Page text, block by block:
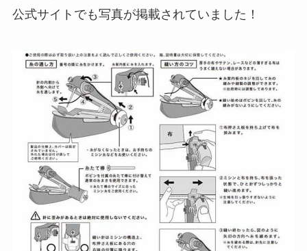
公式サイトでも写真が掲載されていました！